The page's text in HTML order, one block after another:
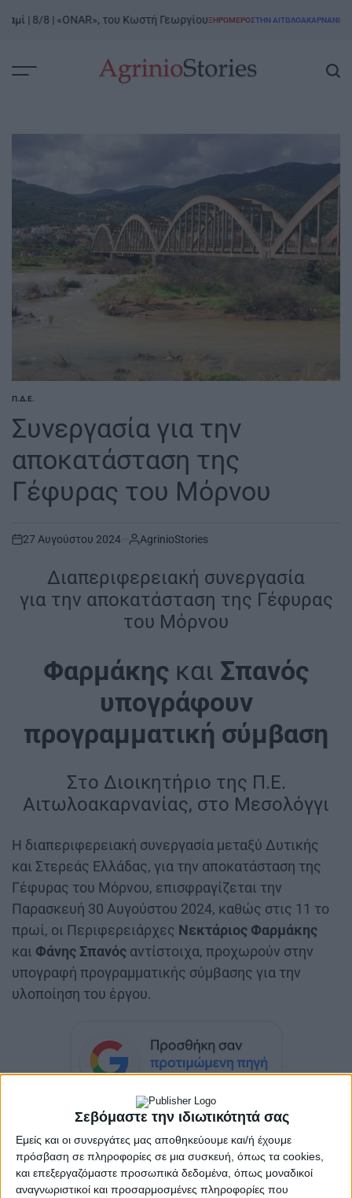
Σεβόμαστε την ιδιωτικότητά σας
Εμείς και οι συνεργάτες μας αποθηκεύουμε και/ή έχουμε
πρόσβαση σε πληροφορίες σε μια συσκευή, όπως τα cookies,
και επεξεργαζόμαστε προσωπικά δεδομένα, όπως μοναδικοί
αναγνωριστικοί και προσαρμοσμένες πληροφορίες που
| 8/8 | «ONAR», του Κωστή ΓεωργίουPOSTED
ΞΗΡΟΜΕΡΟΣΤΗΝ ΑΙΤΩΛΟΑΚΑΡΝΑΝΊΑ
POSTED
Π.Δ.Ε.
Συνεργασία για την
αποκατάσταση της
Γέφυρας του Μόρνου
on
27 Αυγούστου 2024 AgrinioStories
Διαπεριφερειακή συνεργασία
για την αποκατάσταση της Γέφυρας
του Μόρνου
Φαρμάκης και Σπανός
υπογράφουν
προγραμματική σύμβαση
Στο Διοικητήριο της Π.Ε.
Αιτωλοακαρνανίας, στο Μεσολόγγι
Η διαπεριφερειακή συνεργασία μεταξύ Δυτικής
και Στερεάς Ελλάδας, για την αποκατάσταση της
Γέφυρας του Μόρνου, επισφραγίζεται την
Παρασκευή 30 Αυγούστου 2024, καθώς στις 11 το
πρωί, οι Περιφερειάρχες Νεκτάριος Φαρμάκης
και Φάνης Σπανός αντίστοιχα, προχωρούν στην
υπογραφή προγραμματικής σύμβασης για την
υλοποίηση του έργου.
Η τελετή υπογραφής θα πραγματοποιηθεί στο
Διοικητήριο της Π.Ε. Αιτωλοακαρνανίας, στο
Μεσολόγγι (Κύπρου 30), ενώ θα ακολουθήσει η